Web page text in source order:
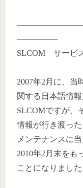
—————
SLCOM サービ
2007年2月に、当
関する日本語情
SLCOMですが、
情報が行き渡っ
メンテナンスに
2010年2月末をも
ことになりました